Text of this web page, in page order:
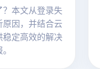
本文从登录失
因，并结合云
定高效的解决